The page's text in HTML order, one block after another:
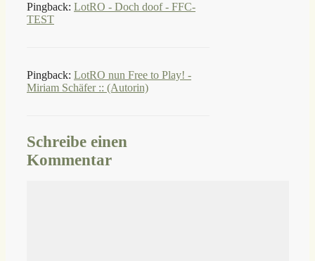
Pingback: LotRO - Doch doof - FFC-
TEST
Pingback: LotRO nun Free to Play! -
Miriam Schäfer :: (Autorin)
Schreibe einen
Kommentar